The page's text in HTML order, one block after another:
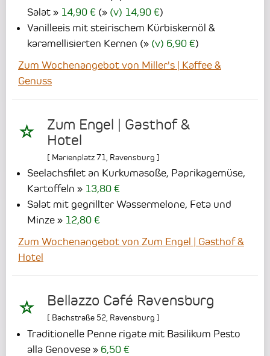
Salat
14,90 € ( (v) 14,90 €)
Vanilleeis mit steirischem Kürbiskernöl &
karamellisierten Kernen ( (v) 6,90 €)
Zum Wochenangebot von Miller's | Kaffee &
Genuss
Zum Engel | Gasthof &
Hotel
[ Marienplatz 71 Ravensburg ]
Seelachsfilet an Kurkumasoße, Paprikagemüse,
Kartoffeln
13,80 €
Salat mit gegrillter Wassermelone, Feta und
Minze
12,80 €
Zum Wochenangebot von Zum Engel | Gasthof &
Hotel
Bellazzo Café Ravensburg
[ Bachstraße 52 Ravensburg ]
Traditionelle Penne rigate mit Basilikum Pesto
alla Genovese
6,50 €